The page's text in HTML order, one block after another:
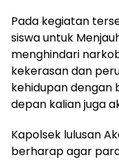
Pada kegiatan
siswa untuk
menghindari
kekerasan dan
kehidupan dengan
depan kalian juga
Kapolsek lulusan
berharap agar